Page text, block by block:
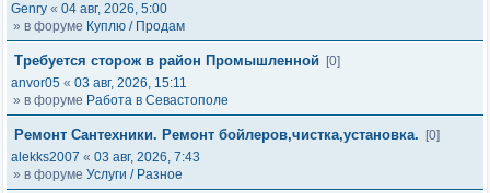
Genry « 04 авг, 2026, 5:00
» в форуме Куплю / Продам
Требуется сторож в район Промышленной
[0]
anvor05 « 03 авг, 2026, 15:11
» в форуме Работа в Севастополе
Ремонт Сантехники. Ремонт бойлеров,чистка,установка.
[0]
alekks2007 « 03 авг, 2026, 7:43
» в форуме Услуги / Разное